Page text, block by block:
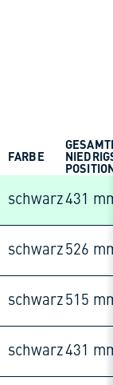
FARBE
schwarz431
schwarz 526
schwarz 515
schwarz431